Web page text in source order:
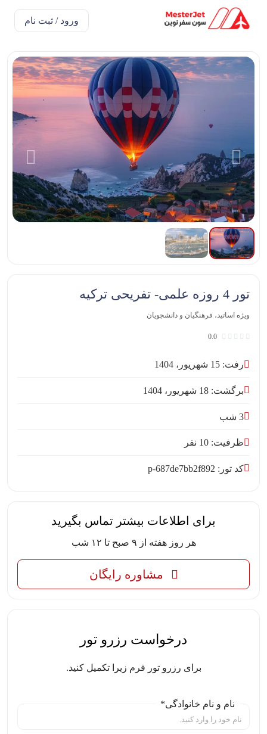
ورود / ثبت نام
تور 4 روزه علمی- تفریحی ترکیه
ویژه اساتید، فرهنگیان و دانشجویان
0.0
رفت: 15 شهریور، 1404
برگشت: 18 شهریور، 1404
3 شب
ظرفیت: 10 نفر
کد تور: p-687de7bb2f892
برای اطلاعات بیشتر تماس بگیرید
هر روز هفته از ۹ صبح تا ۱۲ شب
مشاوره رایگان
درخواست رزرو تور
برای رزرو تور فرم زیرا تکمیل کنید.
نام و نام خانوادگی*